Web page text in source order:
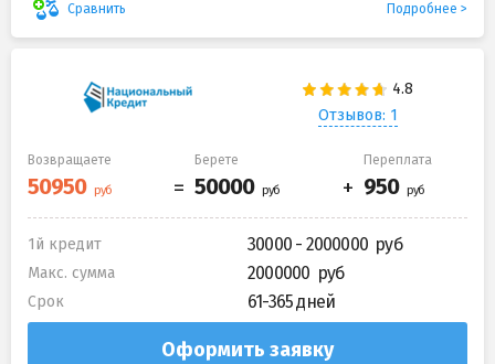
Сравнить Подробнее
Отзывов: 1
Возвращаете Берете Переплата
1й кредит 30000 - 2000000
Макс. сумма 2000000
Срок 61-365 дней
Оформить заявку